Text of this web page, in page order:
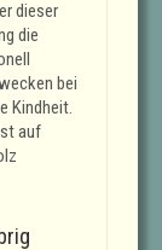
dieser
die
bei
Kindheit.
auf